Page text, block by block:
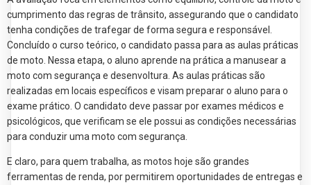
cumprimento das regras de trânsito, assegurando que o candidato
tenha condições de trafegar de forma segura e responsável.
Concluído o curso teórico, o candidato passa para as aulas práticas
de moto. Nessa etapa, o aluno aprende na prática a manusear a
moto com segurança e desenvoltura. As aulas práticas são
realizadas em locais específicos e visam preparar o aluno para o
exame prático. O candidato deve passar por exames médicos e
psicológicos, que verificam se ele possui as condições necessárias
para conduzir uma moto com segurança.
E claro, para quem trabalha, as motos hoje são grandes
ferramentas de renda, por permitirem oportunidades de entregas e